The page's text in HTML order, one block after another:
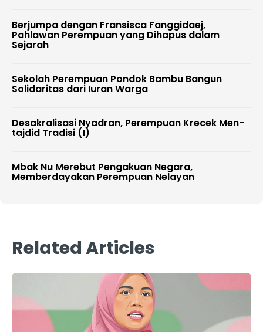
Berjumpa dengan Fransisca Fanggidaej,
Pahlawan Perempuan yang Dihapus dalam
Sejarah
Sekolah Perempuan Pondok Bambu Bangun
Solidaritas dari Iuran Warga
Desakralisasi Nyadran, Perempuan Krecek Men-
tajdid Tradisi (I)
Mbak Nu Merebut Pengakuan Negara,
Memberdayakan Perempuan Nelayan
Related Articles